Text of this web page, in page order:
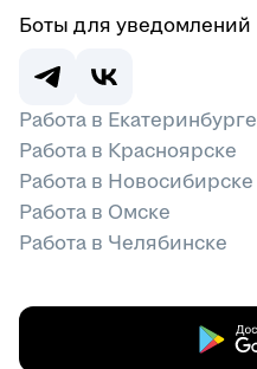
Боты для уведомлений
Работа в Екатеринбурге
Работа в Красноярске
Работа в Новосибирске
Работа в Омске
Работа в Челябинске